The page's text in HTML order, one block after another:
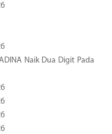
Naik Dua Digit Pada